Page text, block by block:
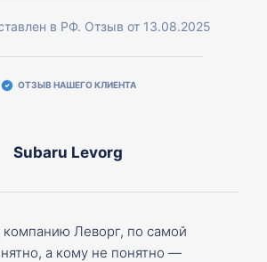
в РФ. Отзыв от 13.08.2025
ОТЗЫВ НАШЕГО КЛИЕНТА
Subaru Levorg
компанию Леворг, по самой
а кому не понятно —